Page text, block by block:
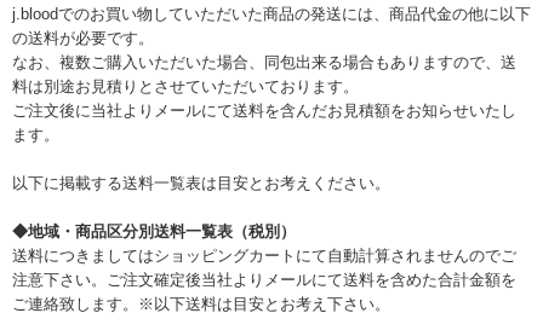
j.bloodでのお買い物していただいた商品の発送には、商品代金の他に以下
の送料が必要です。
なお、複数ご購入いただいた場合、同包出来る場合もありますので、送
料は別途お見積りとさせていただいております。
ご注文後に当社よりメールにて送料を含んだお見積額をお知らせいたし
ます。
以下に掲載する送料一覧表は目安とお考えください。
◆地域・商品区分別送料一覧表（税別）
送料につきましてはショッピングカートにて自動計算されませんのでご
注意下さい。ご注文確定後当社よりメールにて送料を含めた合計金額を
ご連絡致します。※以下送料は目安とお考え下さい。